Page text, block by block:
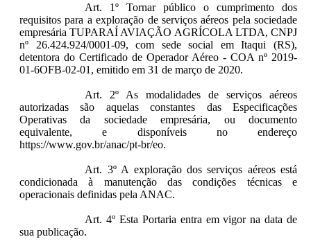
Art. 1º Tornar público o cumprimento dos
requisitos para a exploração de serviços aéreos pela sociedade
empresária TUPARAÍ AVIAÇÃO AGRÍCOLA LTDA, CNPJ
nº 26.424.924/0001-09, com sede social em Itaqui (RS),
detentora do Certificado de Operador Aéreo - COA nº 2019-
01-6OFB-02-01, emitido em 31 de março de 2020.
Art. 2º As modalidades de serviços aéreos
autorizadas são aquelas constantes das Especificações
Operativas da sociedade empresária, ou documento
equivalente, e disponíveis no endereço
https://www.gov.br/anac/pt-br/eo.
Art. 3º A exploração dos serviços aéreos está
condicionada à manutenção das condições técnicas e
operacionais definidas pela ANAC.
Art. 4º Esta Portaria entra em vigor na data de
sua publicação.